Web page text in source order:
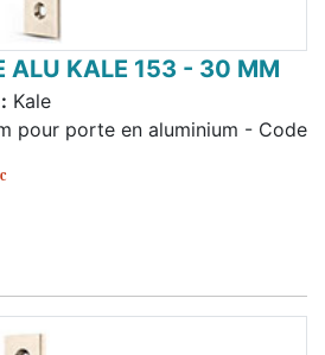
ALU KALE 153 - 30 MM
Kale
pour porte en aluminium - Code